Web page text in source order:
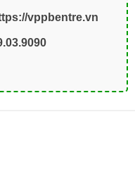
vppbentre.vn